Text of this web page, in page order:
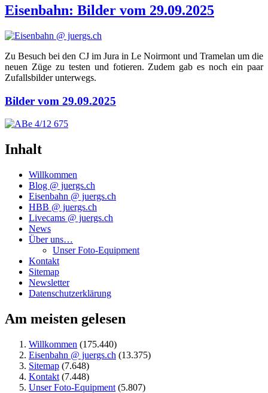
Eisenbahn: Bilder vom 29.09.2025
Zu Besuch bei den CJ im Jura in Le Noirm­ont und Tra­me­lan um die
neu­en Züge zu tes­ten und fotie­ren. Zudem gab es noch ein paar
Zufalls­bil­der unterwegs.
Bilder vom 29.09.2025
Inhalt
Willkommen
Blog @ juergs.ch
Eisenbahn @ juergs.ch
HBB @ juergs.ch
Livecams @ juergs.ch
News
Über uns…
Unser Foto-Equipment
Kontakt
Sitemap
Newsletter
Datenschutzerklärung
Am meisten gelesen
Willkommen (175.440)
Eisenbahn @ juergs.ch (13.375)
Sitemap (7.648)
Kontakt (7.448)
Unser Foto-Equipment (5.807)